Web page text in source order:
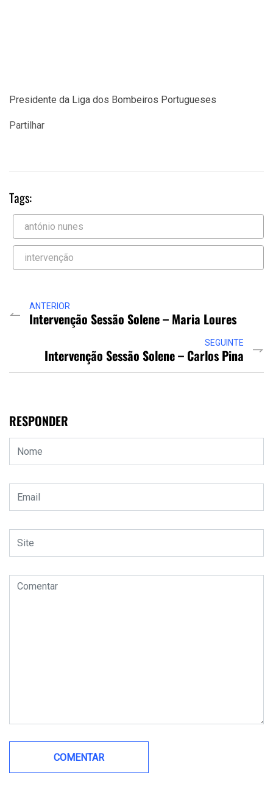
Presidente da Liga dos Bombeiros Portugueses
Partilhar
Tags:
antónio nunes
intervenção
ANTERIOR
Intervenção Sessão Solene – Maria Loures
SEGUINTE
Intervenção Sessão Solene – Carlos Pina
RESPONDER